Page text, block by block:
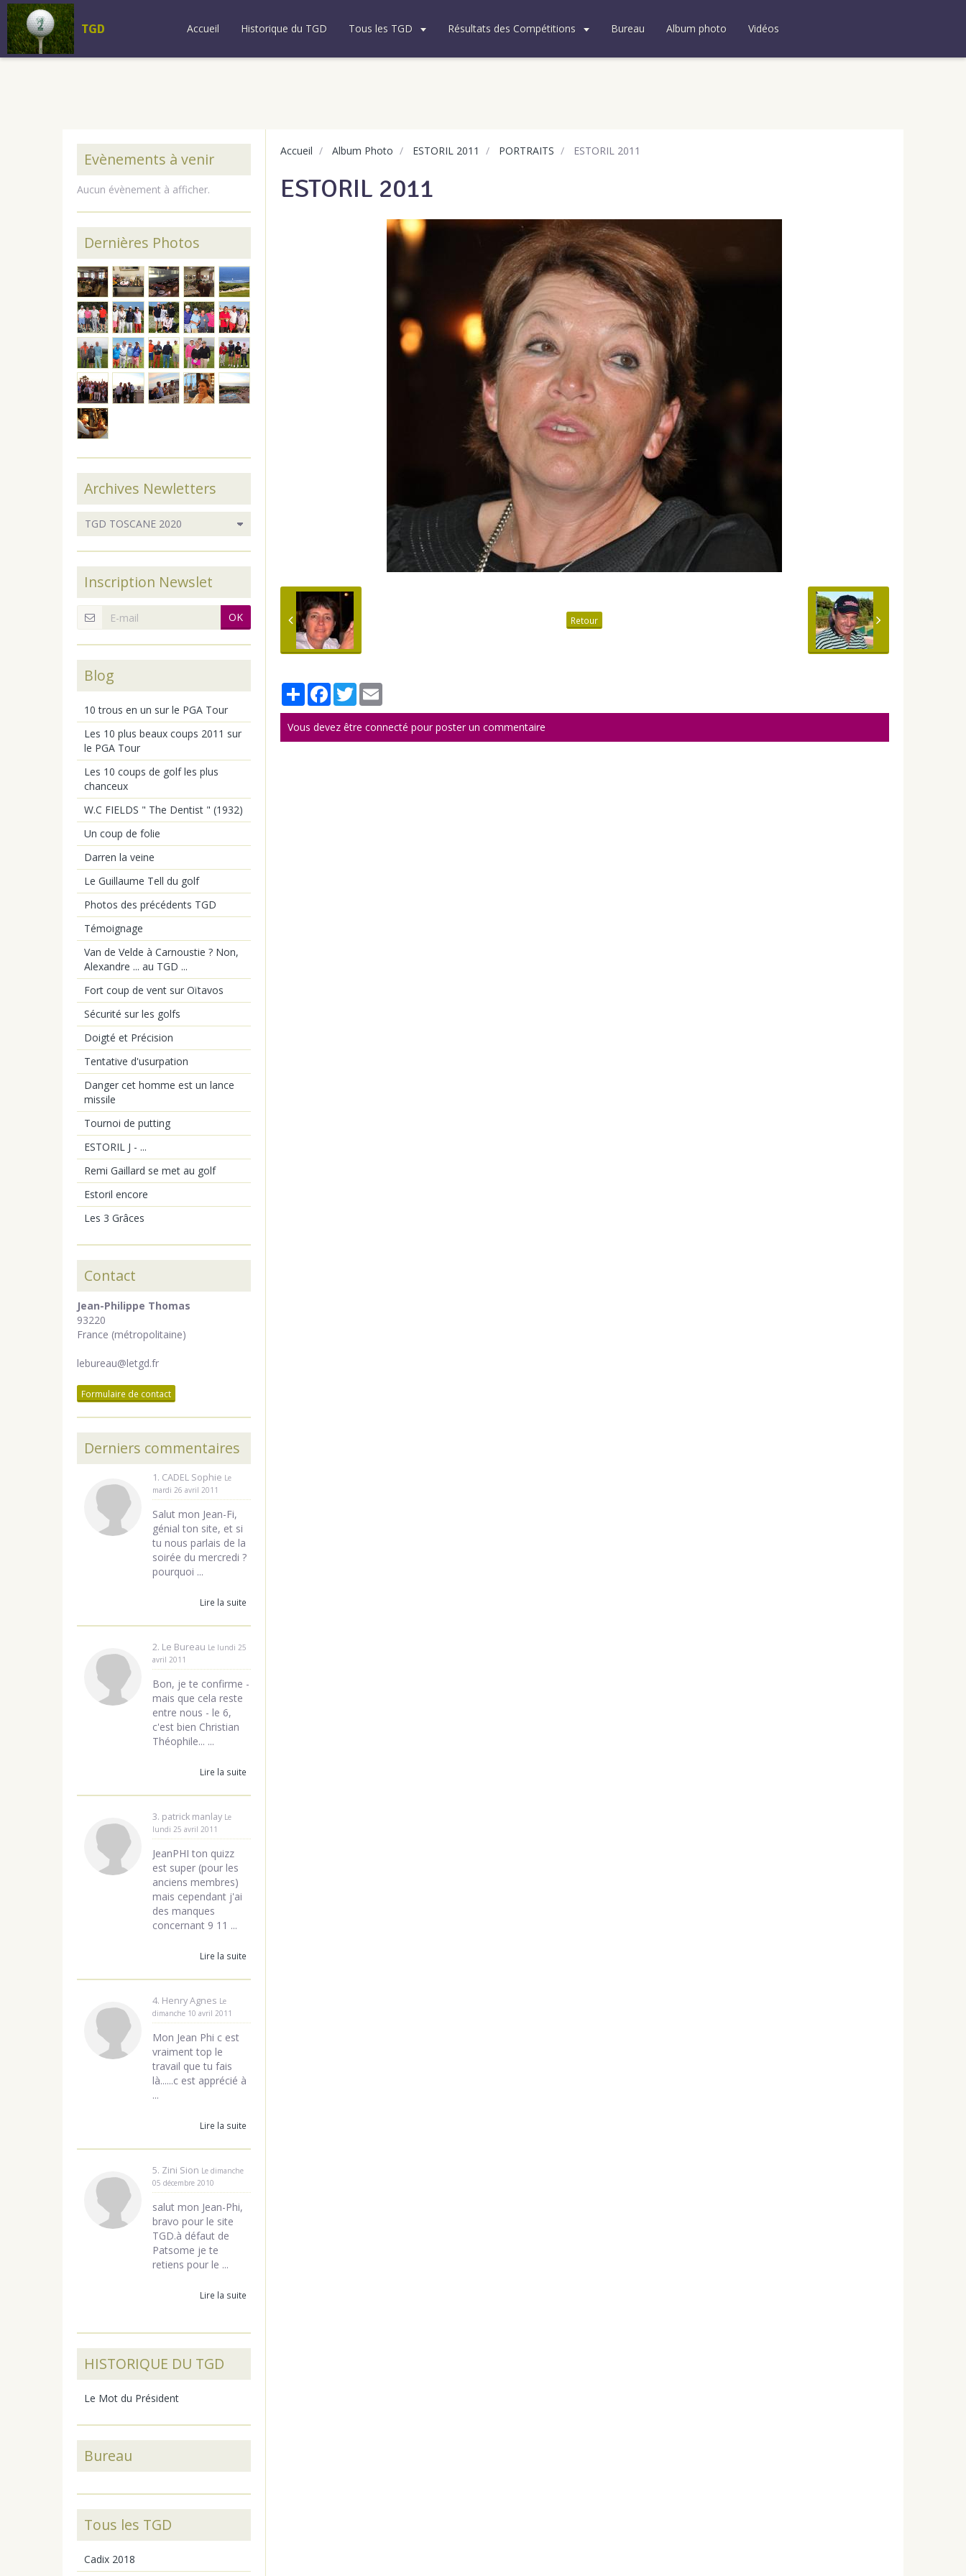
TGD Accueil Historique du TGD Tous les TGD Résultats des Compétitions Bureau Album photo Vidéos
Accueil Album Photo ESTORIL 2011 PORTRAITS ESTORIL 2011
ESTORIL 2011
Retour
PartagerFacebook
TwitterEmail
Vous devez être connecté pour poster un commentaire
Evènements à venir
Aucun évènement à afficher.
Dernières Photos
Archives Newletters
Inscription Newslet
OK
Blog
10 trous en un sur le PGA Tour
Les 10 plus beaux coups 2011 sur
le PGA Tour
Les 10 coups de golf les plus
chanceux
W.C FIELDS " The Dentist " (1932)
Un coup de folie
Darren la veine
Le Guillaume Tell du golf
Photos des précédents TGD
Témoignage
Van de Velde à Carnoustie ? Non,
Alexandre ... au TGD ...
Fort coup de vent sur Oïtavos
Sécurité sur les golfs
Doigté et Précision
Tentative d'usurpation
Danger cet homme est un lance
missile
Tournoi de putting
ESTORIL J - ...
Remi Gaillard se met au golf
Estoril encore
Les 3 Grâces
Contact
Jean-Philippe Thomas
93220
France (métropolitaine)
lebureau@letgd.fr
Formulaire de contact
Derniers commentaires
1. CADEL Sophie Le
mardi 26 avril 2011
Salut mon Jean-Fi,
génial ton site, et si
tu nous parlais de la
soirée du mercredi ?
pourquoi ...
Lire la suite
2. Le Bureau Le lundi 25
avril 2011
Bon, je te confirme -
mais que cela reste
entre nous - le 6,
c'est bien Christian
Théophile... ...
Lire la suite
3. patrick manlay Le
lundi 25 avril 2011
JeanPHI ton quizz
est super (pour les
anciens membres)
mais cependant j'ai
des manques
concernant 9 11 ...
Lire la suite
4. Henry Agnes Le
dimanche 10 avril 2011
Mon Jean Phi c est
vraiment top le
travail que tu fais
là......c est apprécié à
...
Lire la suite
5. Zini Sion Le dimanche
05 décembre 2010
salut mon Jean-Phi,
bravo pour le site
TGD.à défaut de
Patsome je te
retiens pour le ...
Lire la suite
HISTORIQUE DU TGD
Le Mot du Président
Bureau
Tous les TGD
Cadix 2018